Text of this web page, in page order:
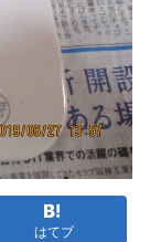
はてブ